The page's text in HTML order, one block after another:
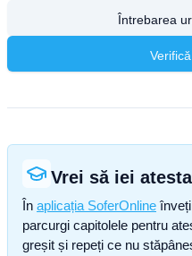
Întrebarea
Vrei să iei
În aplicația SoferOnline
parcurgi capitolele pentru
greșit și repeți ce nu